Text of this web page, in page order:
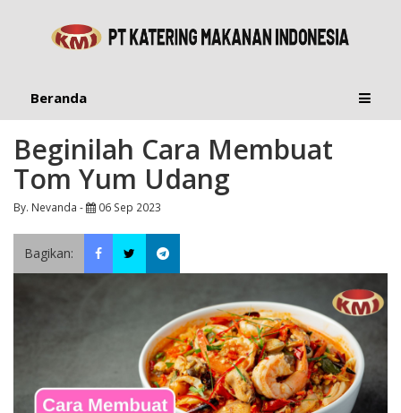
Beranda
Beginilah Cara Membuat
Tom Yum Udang
By. Nevanda - 06 Sep 2023
Bagikan: